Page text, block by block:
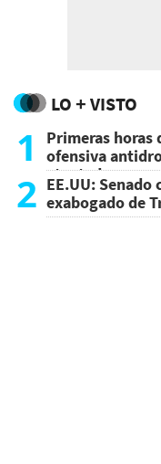
LO + VISTO
1
Primeras horas
ofensiva
atentado
2 EE.UU:
exabogado de